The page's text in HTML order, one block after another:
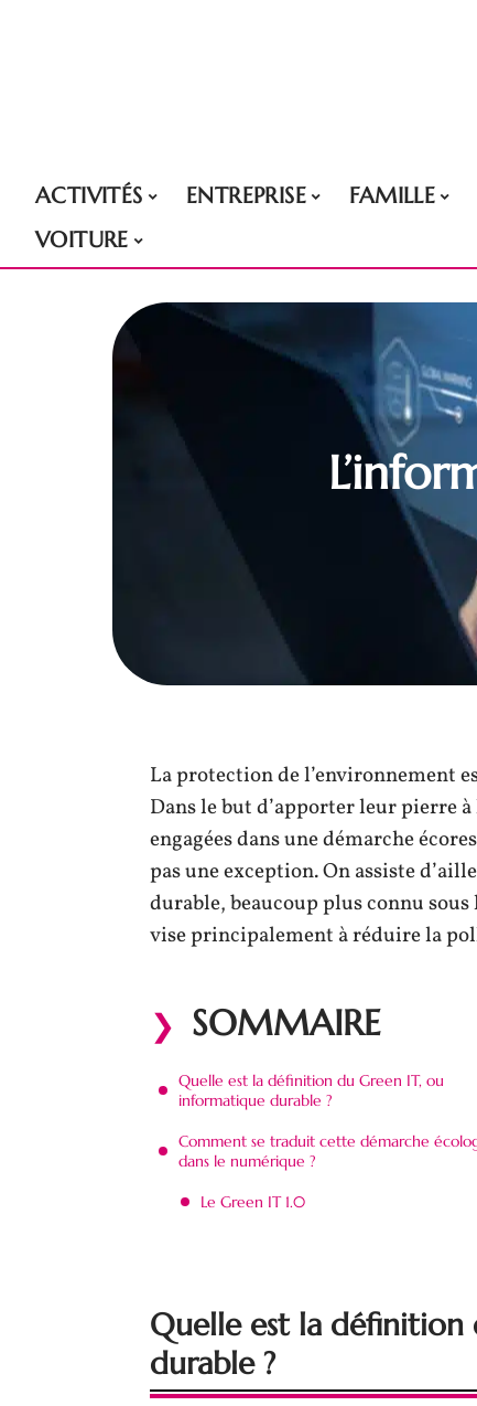
ACTIVITÉS ENTREPRISE FAMILLE
VOITURE
La protection de l’environnement
Dans le but d’apporter leur pierre
engagées dans une démarche
pas une exception. On assiste
durable, beaucoup plus connu
vise principalement à réduire la
SOMMAIRE
Quelle est la définition du Green IT, ou
informatique durable ?
Comment se traduit cette démarche
dans le numérique ?
Le Green IT 1.0
Quelle est la
durable ?